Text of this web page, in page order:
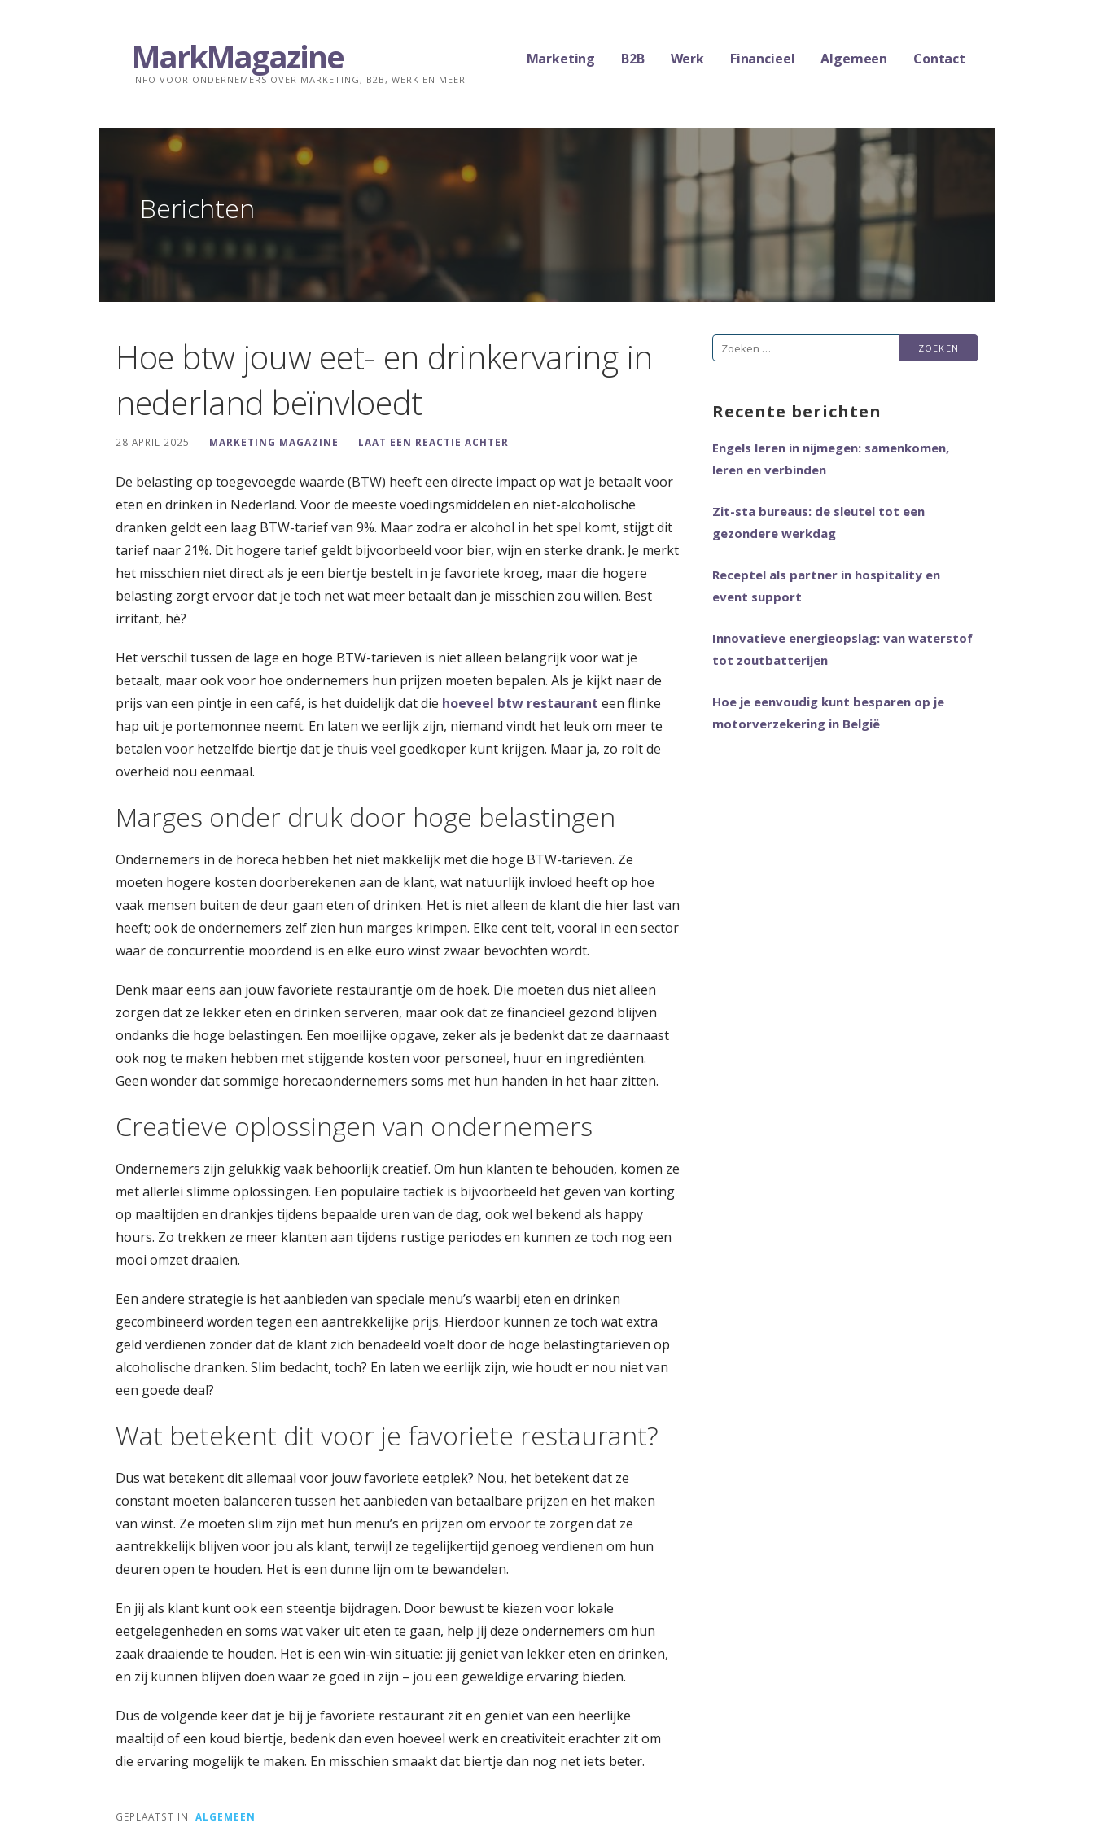
MarkMagazine
INFO VOOR ONDERNEMERS OVER MARKETING, B2B, WERK EN MEER
Marketing B2B Werk Financieel Algemeen Contact
Berichten
Hoe btw jouw eet- en drinkervaring in
nederland beïnvloedt
28 APRIL 2025 MARKETING MAGAZINE LAAT EEN REACTIE ACHTER
De belasting op toegevoegde waarde (BTW) heeft een directe impact op wat je betaalt voor
eten en drinken in Nederland. Voor de meeste voedingsmiddelen en niet-alcoholische
dranken geldt een laag BTW-tarief van 9%. Maar zodra er alcohol in het spel komt, stijgt dit
tarief naar 21%. Dit hogere tarief geldt bijvoorbeeld voor bier, wijn en sterke drank. Je merkt
het misschien niet direct als je een biertje bestelt in je favoriete kroeg, maar die hogere
belasting zorgt ervoor dat je toch net wat meer betaalt dan je misschien zou willen. Best
irritant, hè?
Het verschil tussen de lage en hoge BTW-tarieven is niet alleen belangrijk voor wat je
betaalt, maar ook voor hoe ondernemers hun prijzen moeten bepalen. Als je kijkt naar de
prijs van een pintje in een café, is het duidelijk dat die hoeveel btw restaurant een flinke
hap uit je portemonnee neemt. En laten we eerlijk zijn, niemand vindt het leuk om meer te
betalen voor hetzelfde biertje dat je thuis veel goedkoper kunt krijgen. Maar ja, zo rolt de
overheid nou eenmaal.
Marges onder druk door hoge belastingen
Ondernemers in de horeca hebben het niet makkelijk met die hoge BTW-tarieven. Ze
moeten hogere kosten doorberekenen aan de klant, wat natuurlijk invloed heeft op hoe
vaak mensen buiten de deur gaan eten of drinken. Het is niet alleen de klant die hier last van
heeft; ook de ondernemers zelf zien hun marges krimpen. Elke cent telt, vooral in een sector
waar de concurrentie moordend is en elke euro winst zwaar bevochten wordt.
Denk maar eens aan jouw favoriete restaurantje om de hoek. Die moeten dus niet alleen
zorgen dat ze lekker eten en drinken serveren, maar ook dat ze financieel gezond blijven
ondanks die hoge belastingen. Een moeilijke opgave, zeker als je bedenkt dat ze daarnaast
ook nog te maken hebben met stijgende kosten voor personeel, huur en ingrediënten.
Geen wonder dat sommige horecaondernemers soms met hun handen in het haar zitten.
Creatieve oplossingen van ondernemers
Ondernemers zijn gelukkig vaak behoorlijk creatief. Om hun klanten te behouden, komen ze
met allerlei slimme oplossingen. Een populaire tactiek is bijvoorbeeld het geven van korting
op maaltijden en drankjes tijdens bepaalde uren van de dag, ook wel bekend als happy
hours. Zo trekken ze meer klanten aan tijdens rustige periodes en kunnen ze toch nog een
mooi omzet draaien.
Een andere strategie is het aanbieden van speciale menu’s waarbij eten en drinken
gecombineerd worden tegen een aantrekkelijke prijs. Hierdoor kunnen ze toch wat extra
geld verdienen zonder dat de klant zich benadeeld voelt door de hoge belastingtarieven op
alcoholische dranken. Slim bedacht, toch? En laten we eerlijk zijn, wie houdt er nou niet van
een goede deal?
Wat betekent dit voor je favoriete restaurant?
Dus wat betekent dit allemaal voor jouw favoriete eetplek? Nou, het betekent dat ze
constant moeten balanceren tussen het aanbieden van betaalbare prijzen en het maken
van winst. Ze moeten slim zijn met hun menu’s en prijzen om ervoor te zorgen dat ze
aantrekkelijk blijven voor jou als klant, terwijl ze tegelijkertijd genoeg verdienen om hun
deuren open te houden. Het is een dunne lijn om te bewandelen.
En jij als klant kunt ook een steentje bijdragen. Door bewust te kiezen voor lokale
eetgelegenheden en soms wat vaker uit eten te gaan, help jij deze ondernemers om hun
zaak draaiende te houden. Het is een win-win situatie: jij geniet van lekker eten en drinken,
en zij kunnen blijven doen waar ze goed in zijn – jou een geweldige ervaring bieden.
Dus de volgende keer dat je bij je favoriete restaurant zit en geniet van een heerlijke
maaltijd of een koud biertje, bedenk dan even hoeveel werk en creativiteit erachter zit om
die ervaring mogelijk te maken. En misschien smaakt dat biertje dan nog net iets beter.
GEPLAATST IN: ALGEMEEN
Zoeken
Recente berichten
Engels leren in nijmegen: samenkomen,
leren en verbinden
Zit-sta bureaus: de sleutel tot een
gezondere werkdag
Receptel als partner in hospitality en
event support
Innovatieve energieopslag: van waterstof
tot zoutbatterijen
Hoe je eenvoudig kunt besparen op je
motorverzekering in België